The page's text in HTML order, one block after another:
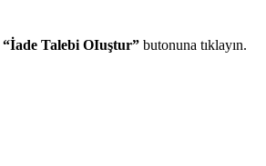
“İade Talebi OIuştur” butonuna tıklayın.